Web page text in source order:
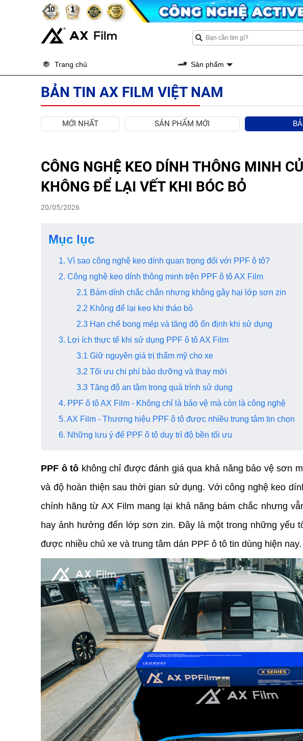
Trang chủ Sản phẩm
BẢN TIN AX FILM VIỆT NAM
MỚI NHẤT SẢN PHẨM MỚI
CÔNG NGHỆ KEO DÍNH THÔNG MINH
KHÔNG ĐỂ LẠI VẾT KHI BÓC BỎ
20/05/2026
Mục lục
1. Vì sao công nghệ keo dính quan trọng đối với PPF ô tô?
2. Công nghệ keo dính thông minh trên PPF ô tô AX Film
2.1 Bám dính chắc chắn nhưng không gây hại lớp sơn zin
2.2 Không để lại keo khi tháo bỏ
2.3 Hạn chế bong mép và tăng độ ổn định khi sử dụng
3. Lợi ích thực tế khi sử dụng PPF ô tô AX Film
3.1 Giữ nguyên giá trị thẩm mỹ cho xe
3.2 Tối ưu chi phí bảo dưỡng và thay mới
3.3 Tăng độ an tâm trong quá trình sử dụng
4. PPF ô tô AX Film - Không chỉ là bảo vệ mà còn là công nghệ
5. AX Film - Thương hiệu PPF ô tô được nhiều trung tâm tin chọn
6. Những lưu ý để PPF ô tô duy trì độ bền tối ưu
PPF ô tô không chỉ được đánh giá qua khả năng bảo vệ sơn
và độ hoàn thiện sau thời gian sử dụng. Với công nghệ keo
chính hãng từ AX Film mang lại khả năng bám chắc nhưng
hay ảnh hưởng đến lớp sơn zin. Đây là một trong những yếu
được nhiều chủ xe và trung tâm dán PPF ô tô tin dùng hiện nay.